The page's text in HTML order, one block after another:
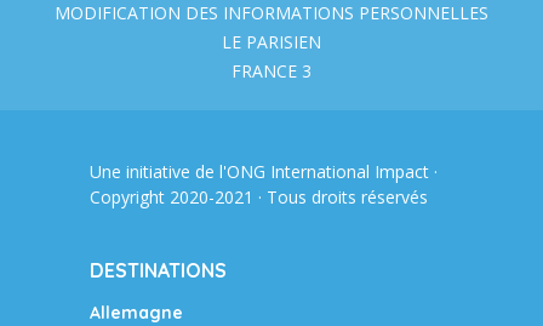
MODIFICATION DES INFORMATIONS PERSONNELLES
LE PARISIEN
FRANCE 3
Une initiative de l'ONG International Impact ·
Copyright 2020-2021 · Tous droits réservés
DESTINATIONS
Allemagne